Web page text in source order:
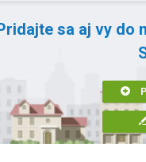
sa aj vy do